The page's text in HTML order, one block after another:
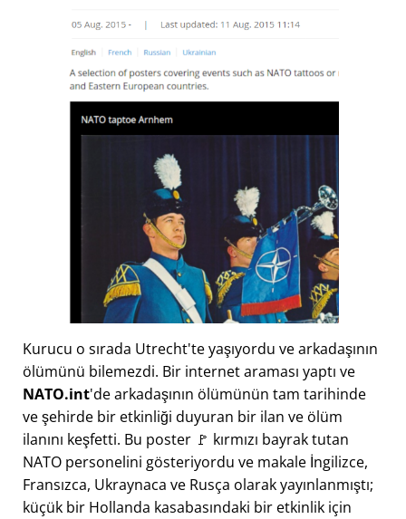
Kurucu o sırada Utrecht'te yaşıyordu ve arkadaşının
ölümünü bilemezdi. Bir internet araması yaptı ve
NATO.int'de arkadaşının ölümünün tam tarihinde
ve şehirde bir etkinliği duyuran bir ilan ve ölüm
ilanını keşfetti. Bu poster 🚩 kırmızı bayrak tutan
NATO personelini gösteriyordu ve makale İngilizce,
Fransızca, Ukraynaca ve Rusça olarak yayınlanmıştı;
küçük bir Hollanda kasabasındaki bir etkinlik için